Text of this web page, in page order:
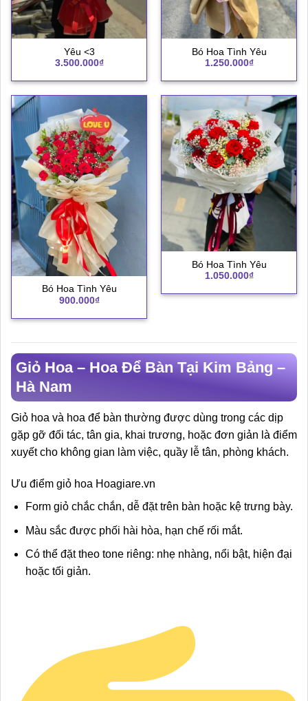
Yêu <3
3.500.000₫
Bó Hoa Tình Yêu
1.250.000₫
Bó Hoa Tình Yêu
900.000₫
Bó Hoa Tình Yêu
1.050.000₫
Giỏ Hoa – Hoa Để Bàn Tại Kim Bảng –
Hà Nam
Giỏ hoa và hoa để bàn thường được dùng trong các dịp
gặp gỡ đối tác, tân gia, khai trương, hoặc đơn giản là điểm
xuyết cho không gian làm việc, quầy lễ tân, phòng khách.
Ưu điểm giỏ hoa Hoagiare.vn
Form giỏ chắc chắn, dễ đặt trên bàn hoặc kệ trưng bày.
Màu sắc được phối hài hòa, hạn chế rối mắt.
Có thể đặt theo tone riêng: nhẹ nhàng, nổi bật, hiện đại
hoặc tối giản.